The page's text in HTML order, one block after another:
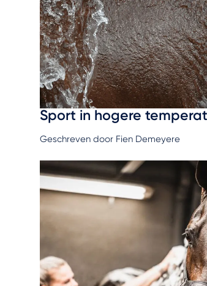
Sport in hogere
Geschreven door Fien Demeyere